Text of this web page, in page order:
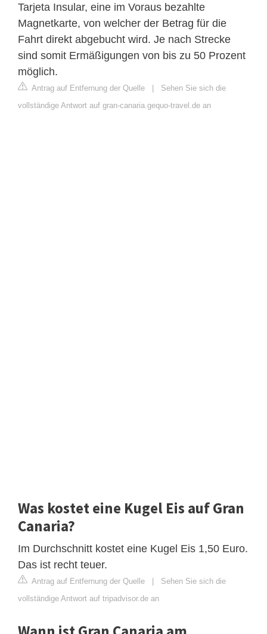
Tarjeta Insular, eine im Voraus bezahlte
Magnetkarte, von welcher der Betrag für die
Fahrt direkt abgebucht wird. Je nach Strecke
sind somit Ermäßigungen von bis zu 50 Prozent
möglich.
Antrag auf Entfernung der Quelle | Sehen Sie sich die
vollständige Antwort auf gran-canaria.gequo-travel.de an
Was kostet eine Kugel Eis auf Gran
Canaria?
Im Durchschnitt kostet eine Kugel Eis 1,50 Euro.
Das ist recht teuer.
Antrag auf Entfernung der Quelle | Sehen Sie sich die
vollständige Antwort auf tripadvisor.de an